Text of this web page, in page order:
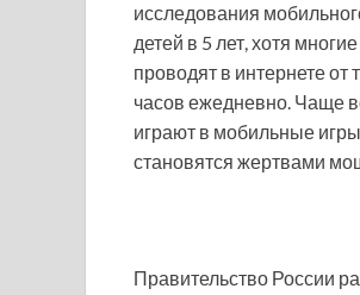
исследования
детей в 5 лет, хотя
проводят в интернете от
часов ежедневно. Чаще
играют в мобильные
становятся жертвами
Правительство России